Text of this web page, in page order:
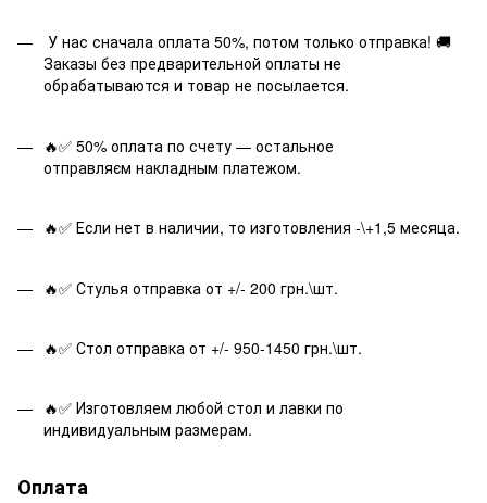
У нас сначала оплата 50%, потом только отправка! 🚚
Заказы без предварительной оплаты не
обрабатываются и товар не посылается.
🔥✅ 50% оплата по счету — остальное
отправляєм накладным платежом.
🔥✅ Если нет в наличии, то изготовления -\+1,5 месяца.
🔥✅ Стулья отправка от +/- 200 грн.\шт.
🔥✅ Стол отправка от +/- 950-1450 грн.\шт.
🔥✅ Изготовляем любой стол и лавки по
индивидуальным размерам.
Оплата